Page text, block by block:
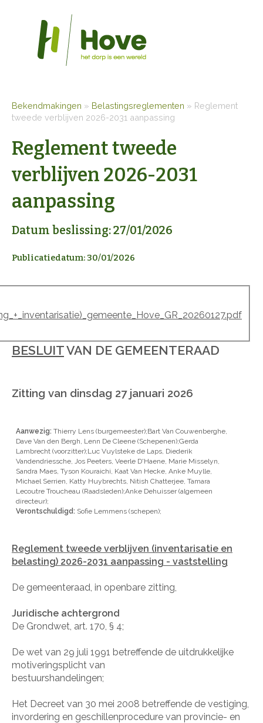
Bekendmakingen » Belastingsreglementen » Reglement
tweede verblijven 2026-2031 aanpassing
Reglement tweede
verblijven 2026-2031
aanpassing
Datum beslissing: 27/01/2026
Publicatiedatum: 30/01/2026
BESLUITVAN DE GEMEENTERAAD
Zitting van dinsdag 27 januari 2026
Aanwezig: Thierry Lens (burgemeester);Bart Van Couwenberghe,
Dave Van den Bergh, Lenn De Cleene (Schepenen);Gerda
Lambrecht (voorzitter);Luc Vuylsteke de Laps, Diederik
Vandendriessche, Jos Peeters, Veerle D'Haene, Marie Misselyn,
Sandra Maes, Tyson Kouraichi, Kaat Van Hecke, Anke Muylle,
Michael Serrien, Katty Huybrechts, Nitish Chatterjee, Tamara
Lecoutre Troucheau (Raadsleden);Anke Dehuisser (algemeen
directeur);
Verontschuldigd: Sofie Lemmens (schepen);
Reglement tweede verblijven (inventarisatie en
belasting) 2026-2031 aanpassing - vaststelling
De gemeenteraad, in openbare zitting,
Juridische achtergrond
De Grondwet, art. 170, § 4;
De wet van 29 juli 1991 betreffende de uitdrukkelijke
motiveringsplicht van
bestuurshandelingen;
Het Decreet van 30 mei 2008 betreffende de vestiging,
invordering en geschillenprocedure van provincie- en